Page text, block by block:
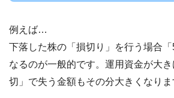
例えば…
下落した株の「損切り」を行う場合
なるのが一般的です。運用資金が大
切」で失う金額もその分大きくなりま